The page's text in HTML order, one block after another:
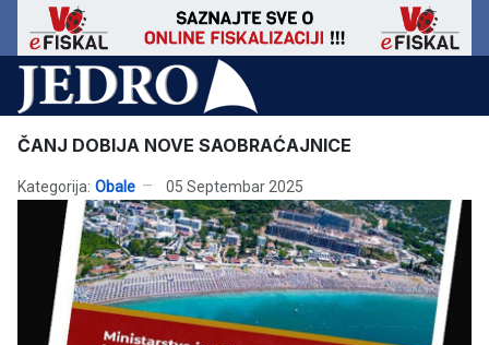
ČANJ DOBIJA NOVE SAOBRAĆAJNICE
Kategorija: Obale 05 Septembar 2025